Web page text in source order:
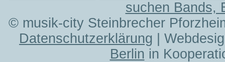
suchen Bands,
© musik-city Steinbrecher
Datenschutzerklärung |
Berlin in